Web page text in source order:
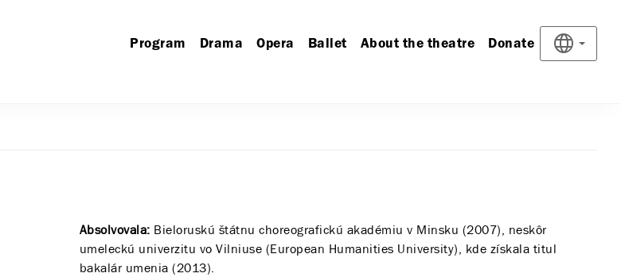
Program Drama Opera Ballet About the theatre Donate
Absolvovala: Bieloruskú štátnu choreografickú akadémiu v Minsku (2007), neskôr
umeleckú univerzitu vo Vilniuse (European Humanities University), kde získala titul
bakalár umenia (2013).